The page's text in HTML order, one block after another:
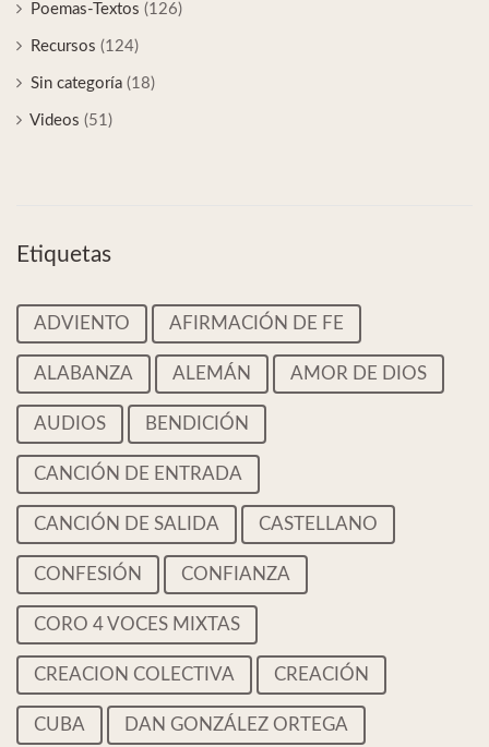
Poemas-Textos (126)
Recursos (124)
Sin categoría (18)
Videos (51)
Etiquetas
ADVIENTO AFIRMACIÓN DE FE
ALABANZA ALEMÁN AMOR DE DIOS
AUDIOS BENDICIÓN
CANCIÓN DE ENTRADA
CANCIÓN DE SALIDA CASTELLANO
CONFESIÓN CONFIANZA
CORO 4 VOCES MIXTAS
CREACION COLECTIVA CREACIÓN
CUBA DAN GONZÁLEZ ORTEGA